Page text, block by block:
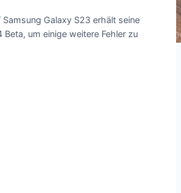
Samsung Galaxy S23 erhält seine
Beta, um einige weitere Fehler zu